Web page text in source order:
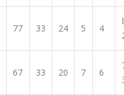
77 33 24 5 4
67 33 20 7 6